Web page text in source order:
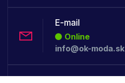
E-mail
Online
info@ok-moda.sk